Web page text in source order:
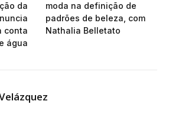
da
conta
água
moda na definição de
padrões de beleza, com
Nathalia Belletato